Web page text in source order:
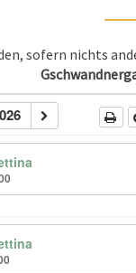
sofern nichts